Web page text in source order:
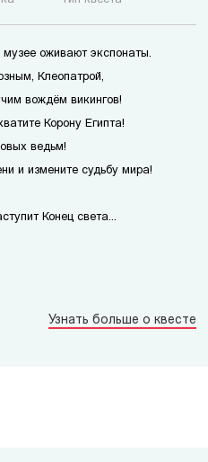
оживают экспонаты.
Клеопатрой,
вождём викингов!
Корону Египта!
ведьм!
и измените судьбу мира!
Конец света...
Узнать больше о квесте